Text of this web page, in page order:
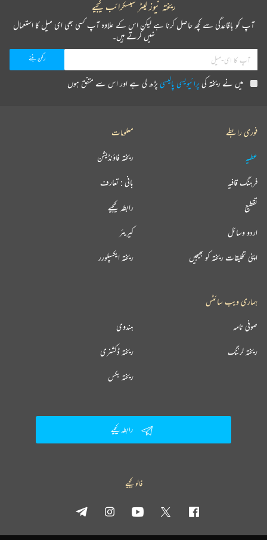
ریختہ نیوز لیٹر سبسکرائب کیجیے
آپ کو باقاعدگی سے کچھ حاصل کرنا ہے لیکن اس کے علاوہ آپ کسی بھی ای میل کا استعمال
نہیں کرتے ہیں۔
میں نے ریختہ کیپرائیویسی پالیسیپڑھ لی ہے اور اس سے متفق ہوں
فوری رابطے
عطیہ
فرہنگ قافیہ
تقطیع
اردو وسائل
اپنی تخلیقات ریختہ کو بھیجیں
معلومات
ریختہ فاؤنڈیشن
بانی : تعارف
رابطہ کیجیے
کیریئر
ریختہ ایکسپلورر
ہماری ویب سائٹس
ہندوی صوفی نامہ
ریختہ ڈکشنری ریختہ لرننگ
ریختہ بکس
رابطہ کیجیے
فالو کیجیے